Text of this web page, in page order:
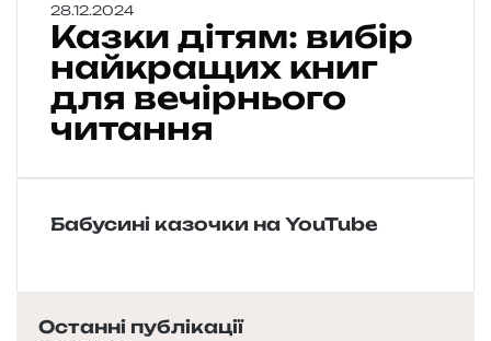
а
и
д
і
:
р
28.12.2024
Казки дітям: вибір
найкращих книг
для вечірнього
читання
Бабусині казочки на YouTube
Останні публікації